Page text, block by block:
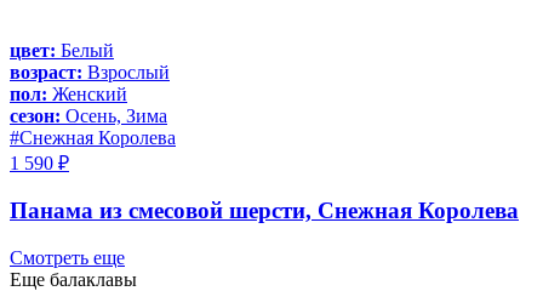
цвет: Белый
возраст: Взрослый
пол: Женский
сезон: Осень, Зима
#Снежная Королева
1 590 ₽
Панама из смесовой шерсти, Снежная Королева
Смотреть еще
Еще балаклавы